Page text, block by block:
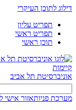
דילוג לתוכן העיקרי
תפריט עליון
תפריט ראשי
תוכן ראשי
קיימות
אוניברסיטת תל אביב
מערכת פניותאזור אישי